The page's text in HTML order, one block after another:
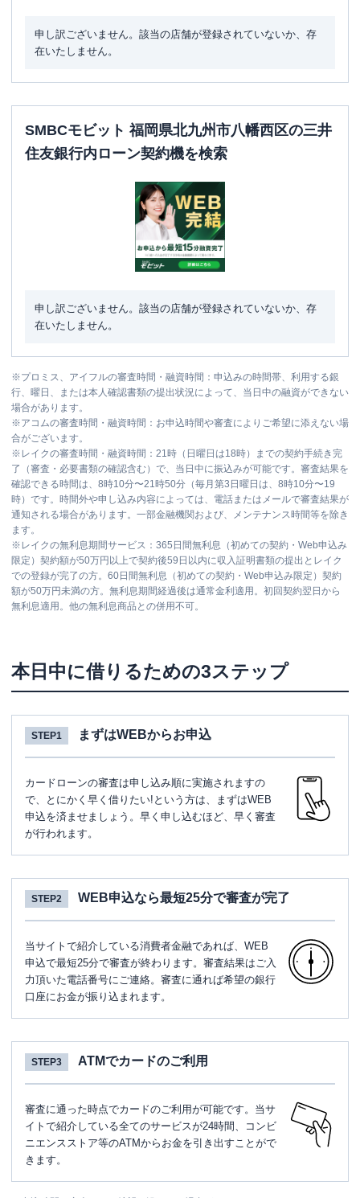
申し訳ございません。該当の店舗が登録されていないか、存
在いたしません。
SMBCモビット 福岡県北九州市八幡西区の三井
住友銀行内ローン契約機を検索
申し訳ございません。該当の店舗が登録されていないか、存
在いたしません。
※プロミス、アイフルの審査時間・融資時間：申込みの時間帯、利用する銀
行、曜日、または本人確認書類の提出状況によって、当日中の融資ができない
場合があります。
※アコムの審査時間・融資時間：お申込時間や審査によりご希望に添えない場
合がございます。
※ レイクの審査時間・融資時間：21時（日曜日は18時）までの契約手続き完
了（審査・必要書類の確認含む）で、当日中に振込みが可能です。審査結果を
確認できる時間は、8時10分〜21時50分（毎月第3日曜日は、8時10分〜19
時）です。時間外や申し込み内容によっては、電話またはメールで審査結果が
通知される場合があります。一部金融機関および、メンテナンス時間等を除き
ます。
※ レイクの無利息期間サービス：365日間無利息（初めての契約・Web申込み
限定）契約額が50万円以上で契約後59日以内に収入証明書類の提出とレイク
での登録が完了の方。60日間無利息（初めての契約・Web申込み限定）契約
額が50万円未満の方。無利息期間経過後は通常金利適用。初回契約翌日から
無利息適用。他の無利息商品との併用不可。
本日中に借りるための3ステップ
STEP1 まずはWEBからお申込
カードローンの審査は申し込み順に実施されますの
で、とにかく早く借りたい!という方は、まずはWEB
申込を済ませましょう。早く申し込むほど、早く審査
が行われます。
STEP2 WEB申込なら最短25分で審査が完了
当サイトで紹介している消費者金融であれば、WEB
申込で最短25分で審査が終わります。審査結果はご入
力頂いた電話番号にご連絡。審査に通れば希望の銀行
口座にお金が振り込まれます。
STEP3 ATMでカードのご利用
審査に通った時点でカードのご利用が可能です。当サ
イトで紹介している全てのサービスが24時間、コンビ
ニエンスストア等のATMからお金を引き出すことがで
きます。